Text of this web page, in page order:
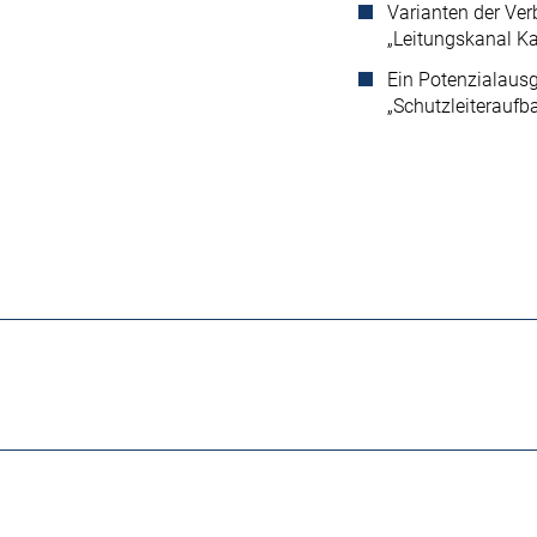
Varianten der
„Leitungskanal
Ein